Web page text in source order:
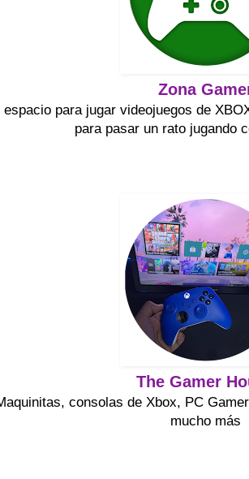
Zona
espacio para jugar videojuegos de
para pasar un rato jugando
The Gamer
consolas de Xbox, PC
mucho más